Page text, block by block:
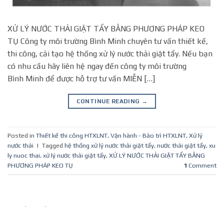
XỬ LÝ NƯỚC THẢI GIẶT TẨY BẰNG PHƯƠNG PHÁP KEO
TỤ Công ty môi trường Bình Minh chuyên tư vấn thiết kế,
thi công, cải tạo hệ thống xử lý nước thải giặt tẩy. Nếu bạn
có nhu cầu hãy liên hệ ngay đến công ty môi trường
Bình Minh để được hỗ trợ tư vấn MIỄN […]
CONTINUE READING →
Posted in Thiết kế thi công HTXLNT, Vận hành - Bảo trì HTXLNT, Xử lý
nước thải | Tagged hệ thống xử lý nước thải giặt tẩy, nước thải giặt tẩy, xu
ly nuoc thai, xử lý nước thải giặt tẩy, XỬ LÝ NƯỚC THẢI GIẶT TẨY BẰNG
PHƯƠNG PHÁP KEO TỤ
1 Comment